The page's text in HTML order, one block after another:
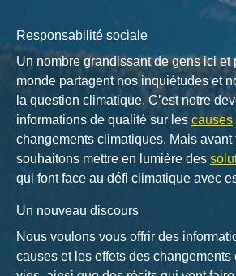
Responsabilité sociale
Un nombre grandissant de gens ici et
monde partagent nos inquiétudes et
la question climatique. C’est notre
informations de qualité sur les causes
changements climatiques. Mais avant
souhaitons mettre en lumière des
qui font face au défi climatique avec
Un nouveau discours
Nous voulons vous offrir des
causes et les effets des